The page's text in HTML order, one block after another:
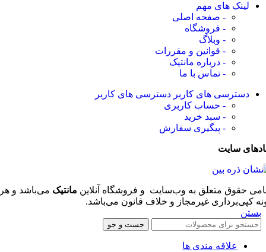
لینک های مهم
- صفحه اصلی
- فروشگاه
- وبلاگ
- قوانین و مقررات
- درباره مانتیک
- تماس با ما
دسترسی های کاربر دسترسی های کاربر
- حساب کاربری
- سبد خرید
- پیگیری سفارش
سایت
حقوق متعلق به وب‌سایت و فروشگاه‌ آنلاین مانتیک می‌باشد و هر
کپی‌برداری غیرمجاز و خلاف قانون می‌باشد.
بستن
جست و جو
علاقه مندی ها